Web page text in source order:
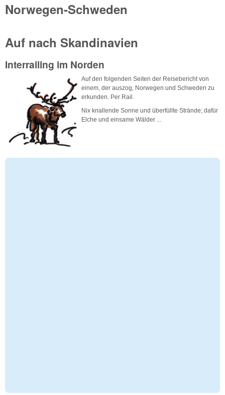
Norwegen-Schweden
Auf nach Skandinavien
Interrailing im Norden
Auf den folgenden Seiten der Reisebericht von
einem, der auszog, Norwegen und Schweden zu
erkunden. Per Rail.
Nix knallende Sonne und überfüllte Strände; dafür
Elche und einsame Wälder ...